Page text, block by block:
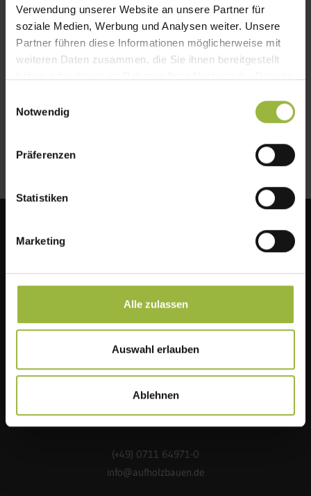
Verwendung unserer Website an unsere Partner für
soziale Medien, Werbung und Analysen weiter. Unsere
Partner führen diese Informationen möglicherweise mit
weiteren Daten zusammen, die Sie ihnen bereitgestellt
Notwendig
Präferenzen
Statistiken
Marketing
Alle zulassen
Auswahl erlauben
Ablehnen
Teilnahmeart: DEUTSCH
Kodex:D4875EFB4
(+49) 0711 64971-0
info@aufholzbauen.de